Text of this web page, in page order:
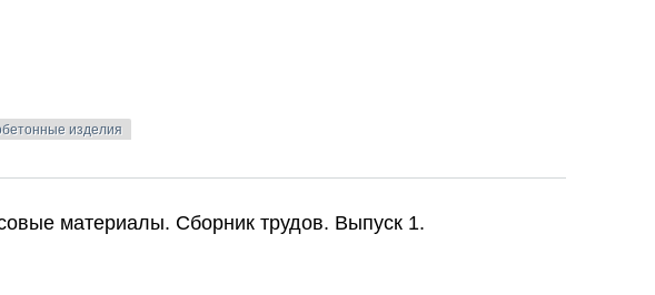
изделия
материалы. Сборник трудов. Выпуск 1.